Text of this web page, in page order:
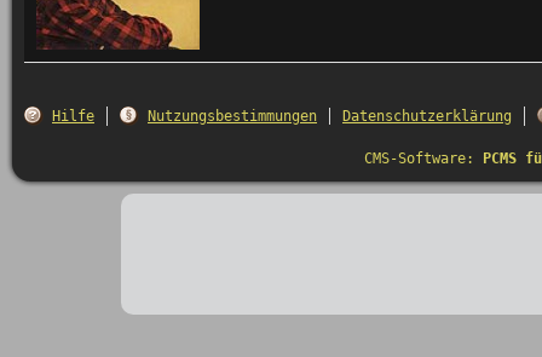
Hilfe Nutzungsbestimmungen Datenschutzerklärung
CMS-Software: PCMS